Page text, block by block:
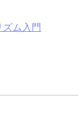
ム入門